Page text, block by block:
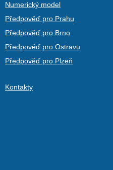
Numerický model
Předpověď pro Prahu
Předpověď pro Brno
Předpověď pro Ostravu
Předpověď pro Plzeň
Kontakty